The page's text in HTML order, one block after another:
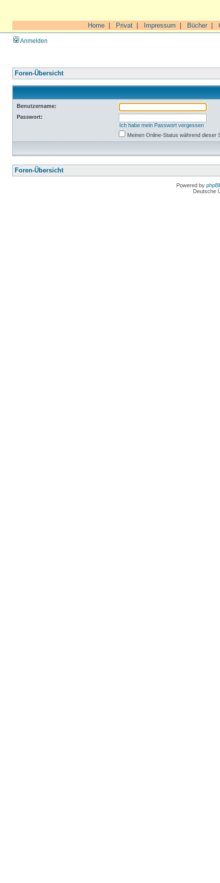
Home Privat Impressum Bücher|
Anmelden
Foren-Übersicht
Benutzername:
Passwort:
Ich habe mein Passwort vergessen
Meinen Online-Status während dieser
Foren-Übersicht
Powered by
Deutsche